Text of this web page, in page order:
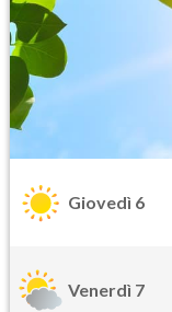
Giovedì 6
Venerdì 7